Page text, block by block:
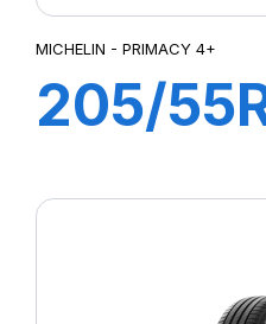
MICHELIN - PRIMACY 4+
205/